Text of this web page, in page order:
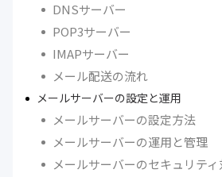
DNSサーバー
POP3サーバー
IMAPサーバー
メール配送の流れ
メールサーバーの設定と運用
メールサーバーの設定方法
メールサーバーの運用と管理
メールサーバーのセキュリティ